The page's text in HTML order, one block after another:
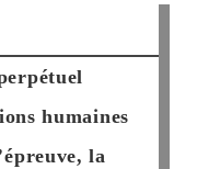
humaines
la